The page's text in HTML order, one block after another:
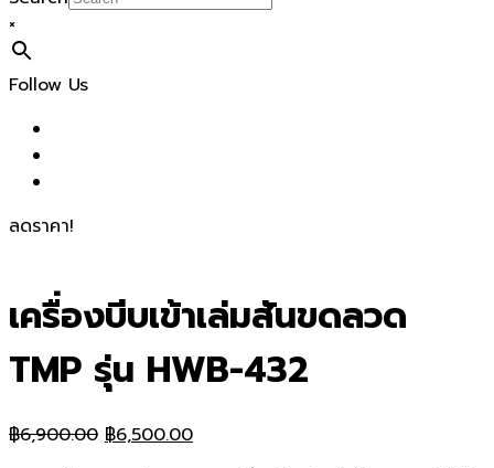
×
Follow Us
ลดราคา!
เครื่องบีบเข้าเล่มสันขดลวด
TMP รุ่น HWB-432
฿6,900.00 Original
฿6,500.00Current